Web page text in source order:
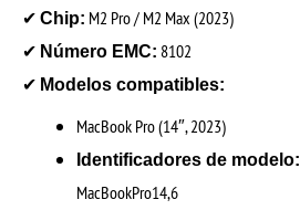
✔ Chip: M2 Pro / M2 Max (2023)
✔ Número EMC: 8102
✔ Modelos compatibles:
MacBook Pro (14″, 2023)
Identificadores de modelo:
MacBookPro14,6